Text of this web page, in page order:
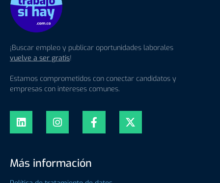
¡Buscar empleo y publicar oportunidades laborales
vuelve a ser gratis!
Estamos comprometidos con conectar candidatos y
empresas con intereses comunes.
Más información